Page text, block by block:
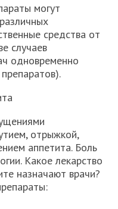
могут
средства от
случаев
одновременно
отрыжкой,
аппетита. Боль
Какое лекарство
назначают врачи?